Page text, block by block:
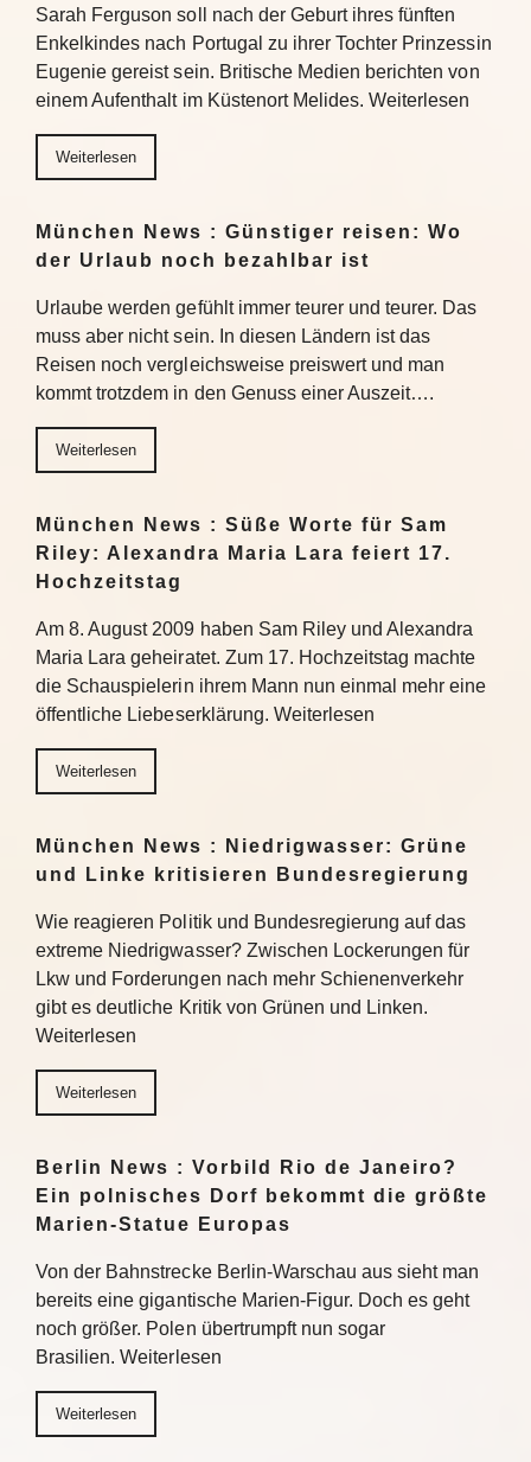
Sarah Ferguson soll nach der Geburt ihres fünften
Enkelkindes nach Portugal zu ihrer Tochter Prinzessin
Eugenie gereist sein. Britische Medien berichten von
einem Aufenthalt im Küstenort Melides. Weiterlesen
Weiterlesen
München News : Günstiger reisen: Wo
der Urlaub noch bezahlbar ist
Urlaube werden gefühlt immer teurer und teurer. Das
muss aber nicht sein. In diesen Ländern ist das
Reisen noch vergleichsweise preiswert und man
kommt trotzdem in den Genuss einer Auszeit….
Weiterlesen
München News : Süße Worte für Sam
Riley: Alexandra Maria Lara feiert 17.
Hochzeitstag
Am 8. August 2009 haben Sam Riley und Alexandra
Maria Lara geheiratet. Zum 17. Hochzeitstag machte
die Schauspielerin ihrem Mann nun einmal mehr eine
öffentliche Liebeserklärung. Weiterlesen
Weiterlesen
München News : Niedrigwasser: Grüne
und Linke kritisieren Bundesregierung
Wie reagieren Politik und Bundesregierung auf das
extreme Niedrigwasser? Zwischen Lockerungen für
Lkw und Forderungen nach mehr Schienenverkehr
gibt es deutliche Kritik von Grünen und Linken.
Weiterlesen
Weiterlesen
Berlin News : Vorbild Rio de Janeiro?
Ein polnisches Dorf bekommt die größte
Marien-Statue Europas
Von der Bahnstrecke Berlin-Warschau aus sieht man
bereits eine gigantische Marien-Figur. Doch es geht
noch größer. Polen übertrumpft nun sogar
Brasilien. Weiterlesen
Weiterlesen